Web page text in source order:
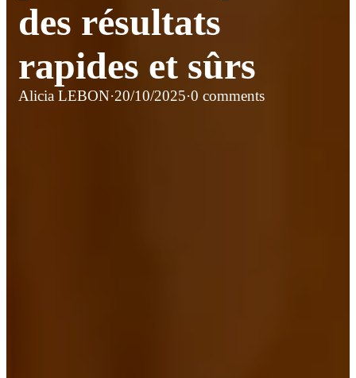
des résultats
rapides et sûrs
Alicia LEBON·20/10/2025·0 comments